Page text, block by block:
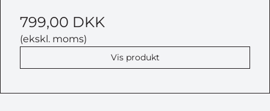
799,00 DKK
(ekskl. moms)
Vis produkt